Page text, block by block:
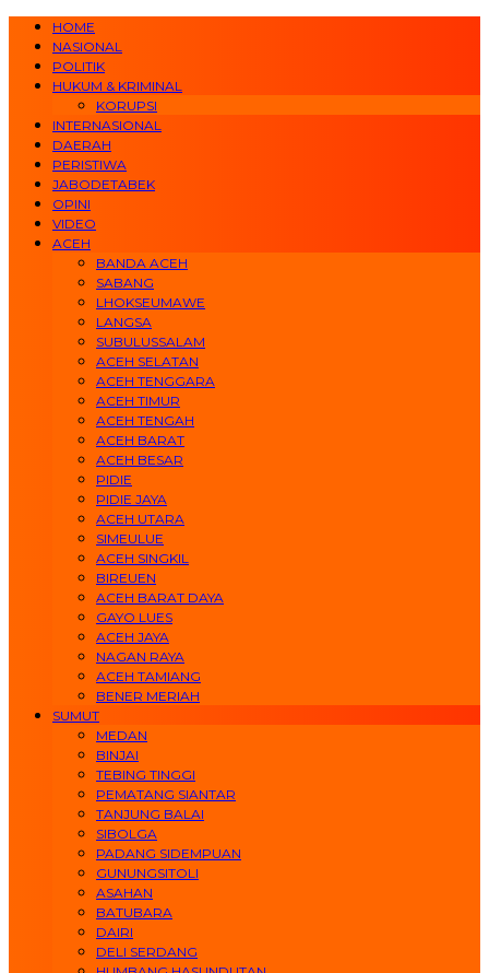
HOME
NASIONAL
POLITIK
HUKUM & KRIMINAL
KORUPSI
INTERNASIONAL
DAERAH
PERISTIWA
JABODETABEK
OPINI
VIDEO
ACEH
BANDA ACEH
SABANG
LHOKSEUMAWE
LANGSA
SUBULUSSALAM
ACEH SELATAN
ACEH TENGGARA
ACEH TIMUR
ACEH TENGAH
ACEH BARAT
ACEH BESAR
PIDIE
PIDIE JAYA
ACEH UTARA
SIMEULUE
ACEH SINGKIL
BIREUEN
ACEH BARAT DAYA
GAYO LUES
ACEH JAYA
NAGAN RAYA
ACEH TAMIANG
BENER MERIAH
SUMUT
MEDAN
BINJAI
TEBING TINGGI
PEMATANG SIANTAR
TANJUNG BALAI
SIBOLGA
PADANG SIDEMPUAN
GUNUNGSITOLI
ASAHAN
BATUBARA
DAIRI
DELI SERDANG